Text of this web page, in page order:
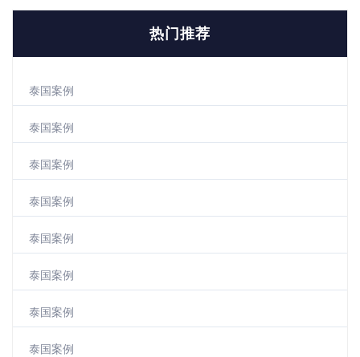
热门推荐
泰国案例
泰国案例
泰国案例
泰国案例
泰国案例
泰国案例
泰国案例
泰国案例